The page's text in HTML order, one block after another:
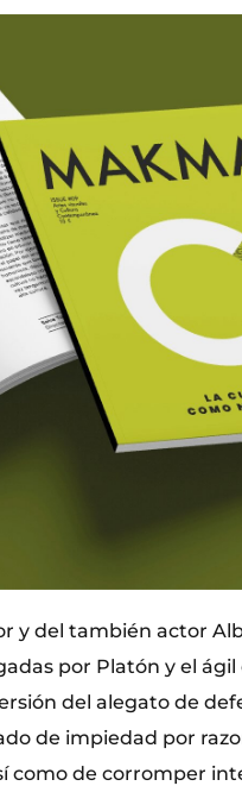
y del también actor
por Platón y el
del alegato de
de impiedad por
como de corromper